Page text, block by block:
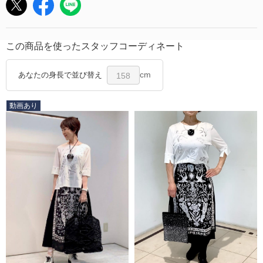
この商品を使ったスタッフコーディネート
あなたの身長で並び替え 158 cm
動画あり